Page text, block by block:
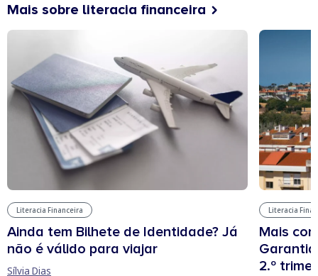
Mais sobre literacia financeira
Literacia Financeira
Ainda tem Bilhete de Identidade? Já
não é válido para viajar
Sílvia Dias
Literacia
Mais
2.º